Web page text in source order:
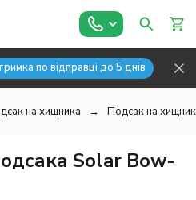
по відправці до 5 днів
на хищника Подсак на
Solar Bow-